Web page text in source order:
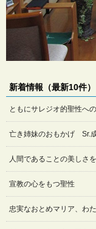
新着情報（最新10件）
ともにサレジオ的聖性へ
亡き姉妹のおもかげ Sr.
人間であることの美しさ
宣教の心をもつ聖性
忠実なおとめマリア、わ